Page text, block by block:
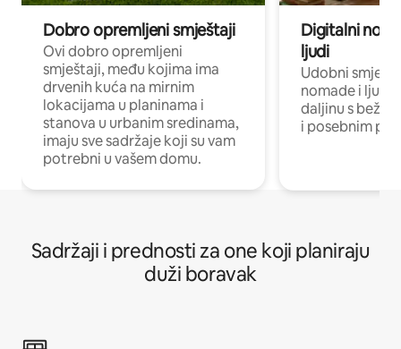
Dobro opremljeni smještaji
Ovi dobro opremljeni
smještaji, među kojima ima
drvenih kuća na mirnim
lokacijama u planinama i
stanova u urbanim sredinama,
imaju sve sadržaje koji su vam
potrebni u vašem domu.
Digitalni
ljudi
Udobni
nomade i ljude
daljinu s
i posebnim
Sadržaji i prednosti za one koji planiraju
duži boravak